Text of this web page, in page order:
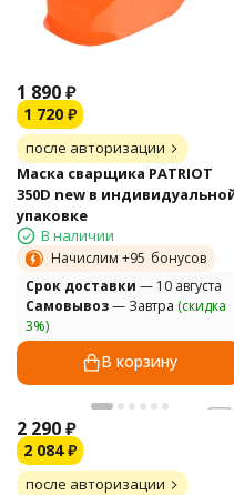
1 890₽
1 720 ₽
после авторизации
Маска сварщика PATRIOT
350D new в
упаковке
В наличии
Начислим +95 бонусов
Cрок доставки — 10 августа
Самовывоз— Завтра (скидка
3%)
В корзину
2 290₽
2 084 ₽
после авторизации